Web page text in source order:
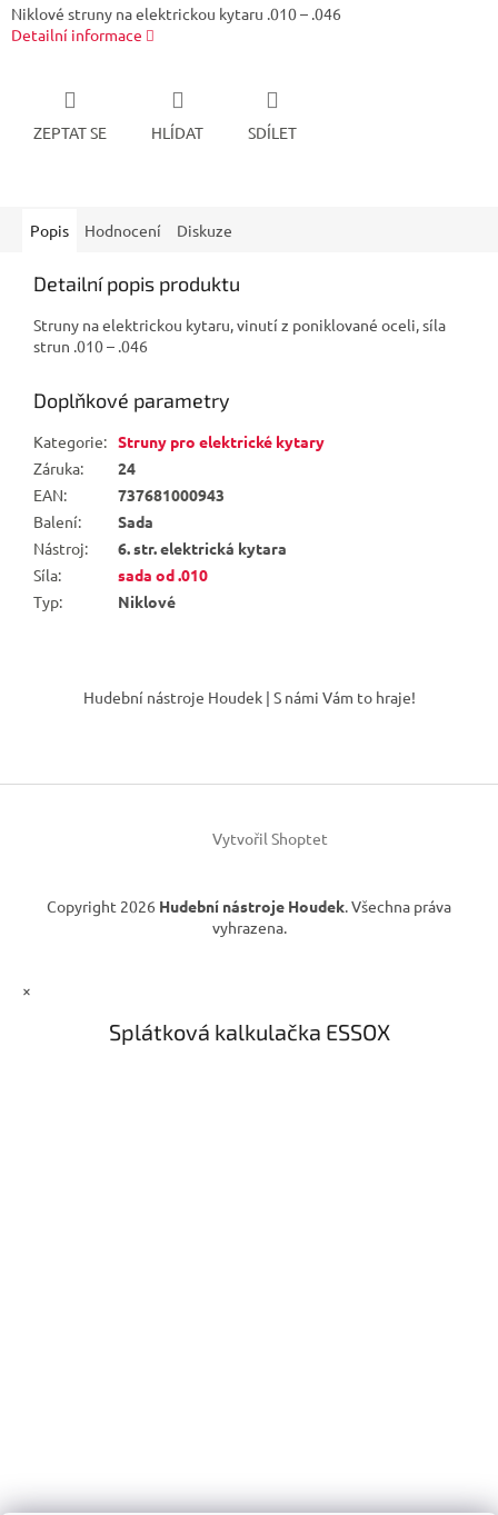
Niklové struny na elektrickou kytaru .010 – .046
Detailní informace
ZEPTAT SE HLÍDAT SDÍLET
Popis Hodnocení Diskuze
Detailní popis produktu
Struny na elektrickou kytaru, vinutí z poniklované oceli, síla
strun .010 – .046
Doplňkové parametry
Kategorie: Struny pro elektrické kytary
Záruka:
24
EAN:
737681000943
Balení:
Sada
Nástroj:
6. str. elektrická kytara
Síla:
sada od .010
Typ: Niklové
í
Hudební nástroje Houdek | S námi Vám to hraje!
Vytvořil Shoptet
Copyright 2026 Hudební nástroje Houdek. Všechna práva
vyhrazena.
×
Splátková kalkulačka ESSOX